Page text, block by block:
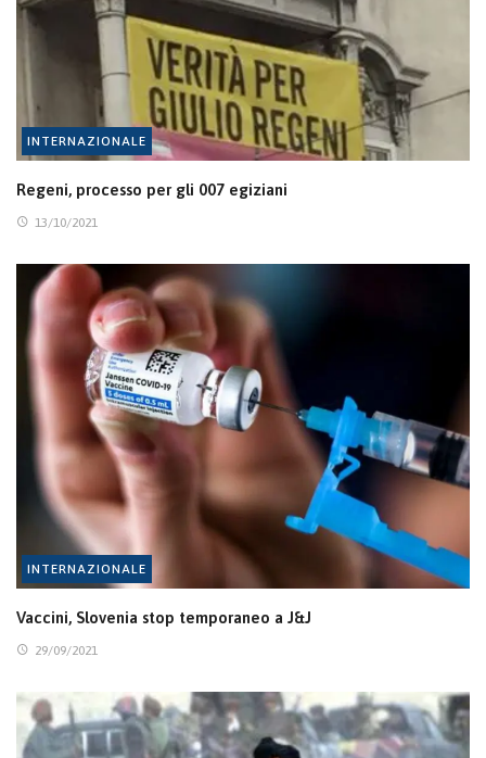
INTERNAZIONALE
Regeni, processo per gli 007 egiziani
13/10/2021
INTERNAZIONALE
Vaccini, Slovenia stop temporaneo a J&J
29/09/2021